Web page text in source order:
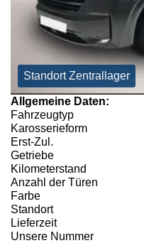
Standort Zentrallager
Allgemeine Daten:
Fahrzeugtyp
Karosserieform
Erst-Zul.
Getriebe
Kilometerstand
Anzahl der Türen
Farbe
Standort
Lieferzeit
Unsere Nummer